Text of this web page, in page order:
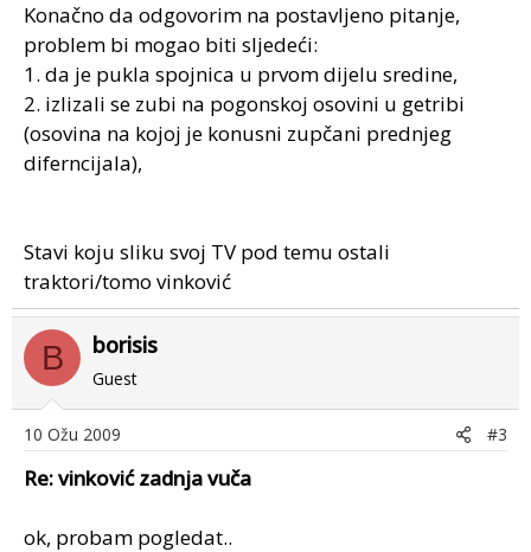
Konačno da odgovorim na postavljeno pitanje,
problem bi mogao biti sljedeći:
1. da je pukla spojnica u prvom dijelu sredine,
2. izlizali se zubi na pogonskoj osovini u getribi
(osovina na kojoj je konusni zupčani prednjeg
diferncijala),
Stavi koju sliku svoj TV pod temu ostali
traktori/tomo vinković
B borisis
Guest
10 Ožu 2009 #3
Re: vinković zadnja vuča
ok, probam pogledat..